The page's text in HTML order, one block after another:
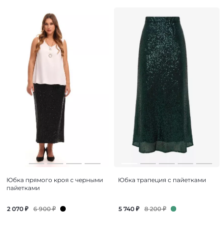
Юбка прямого кроя с черными
пайетками
2 070 ₽ 6 900₽
Юбка трапеция с пайетками
5 740 ₽ 8 200₽